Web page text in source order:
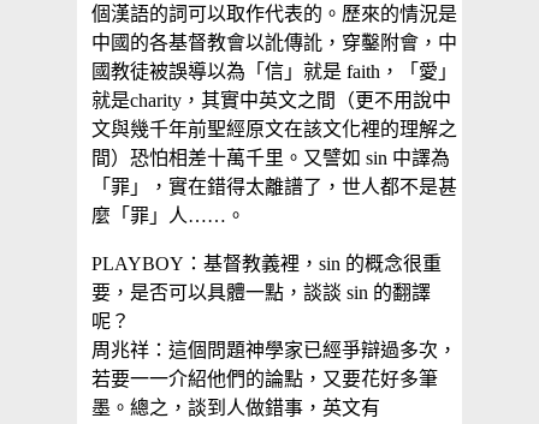
個漢語的詞可以取作代表的。歷來的情況是
中國的各基督教會以訛傳訛，穿鑿附會，中
國教徒被誤導以為「信」就是 faith，「愛」
就是charity，其實中英文之間（更不用說中
文與幾千年前聖經原文在該文化裡的理解之
間）恐怕相差十萬千里。又譬如 sin 中譯為
「罪」，實在錯得太離譜了，世人都不是甚
麼「罪」人……。
PLAYBOY：基督教義裡，sin 的概念很重
要，是否可以具體一點，談談 sin 的翻譯
呢？
周兆祥：這個問題神學家已經爭辯過多次，
若要一一介紹他們的論點，又要花好多筆
墨。總之，談到人做錯事，英文有